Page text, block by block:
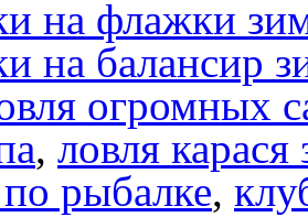
на флажки
на балансир
огромных
, ловля
рыбалке,